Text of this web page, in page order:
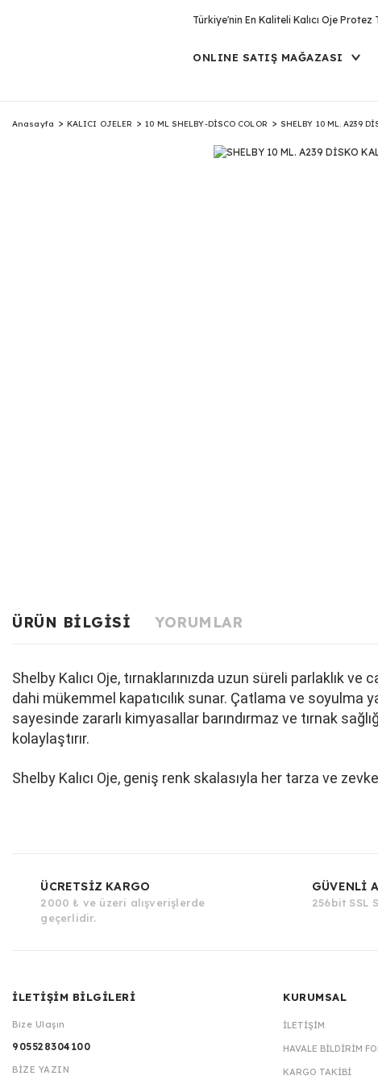
Türkiye'nin En Kaliteli Kalıcı Oje Protez
ONLINE SATIŞ MAĞAZASI
Anasayfa KALICI OJELER 10 ML SHELBY-DİSCO COLOR SHELBY 10 ML. A239
ÜRÜN BILGISI YORUMLAR
Shelby Kalıcı Oje, tırnaklarınızda uzun süreli parlaklık
dahi mükemmel kapatıcılık sunar. Çatlama ve soyulma
sayesinde zararlı kimyasallar barındırmaz ve tırnak
kolaylaştırır.
Shelby Kalıcı Oje, geniş renk skalasıyla her tarza ve
ÜCRETSİZ KARGO
2000 ₺ ve üzeri alışverişlerde
geçerlidir.
GÜVENLİ
256bit SSL
İLETİŞİM BİLGİLERİ
Bize Ulaşın
905528304100
BİZE YAZIN
KURUMSAL
İLETIŞIM
HAVALE BILDIRIM
KARGO TAKIBI